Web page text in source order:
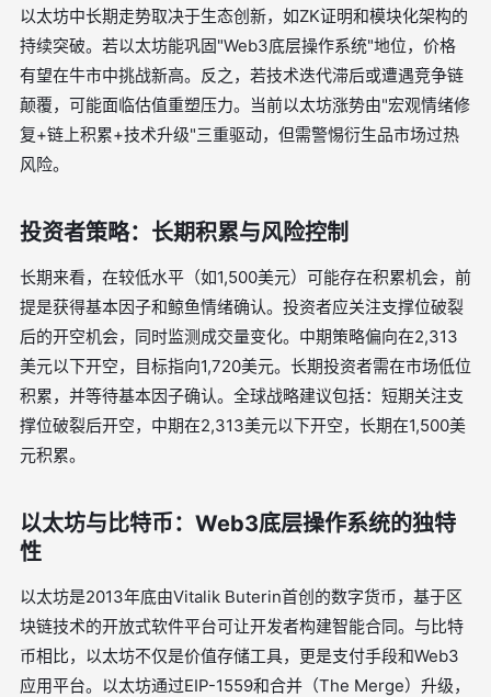
以太坊中长期走势取决于生态创新，如ZK证明和模块化架构的
持续突破。若以太坊能巩固"Web3底层操作系统"地位，价格
有望在牛市中挑战新高。反之，若技术迭代滞后或遭遇竞争链
颠覆，可能面临估值重塑压力。当前以太坊涨势由"宏观情绪修
复+链上积累+技术升级"三重驱动，但需警惕衍生品市场过热
风险。
投资者策略：长期积累与风险控制
长期来看，在较低水平（如1,500美元）可能存在积累机会，前
提是获得基本因子和鲸鱼情绪确认。投资者应关注支撑位破裂
后的开空机会，同时监测成交量变化。中期策略偏向在2,313
美元以下开空，目标指向1,720美元。长期投资者需在市场低位
积累，并等待基本因子确认。全球战略建议包括：短期关注支
撑位破裂后开空，中期在2,313美元以下开空，长期在1,500美
元积累。
以太坊与比特币：Web3底层操作系统的独特
性
以太坊是2013年底由Vitalik Buterin首创的数字货币，基于区
块链技术的开放式软件平台可让开发者构建智能合同。与比特
币相比，以太坊不仅是价值存储工具，更是支付手段和Web3
应用平台。以太坊通过EIP-1559和合并（The Merge）升级，